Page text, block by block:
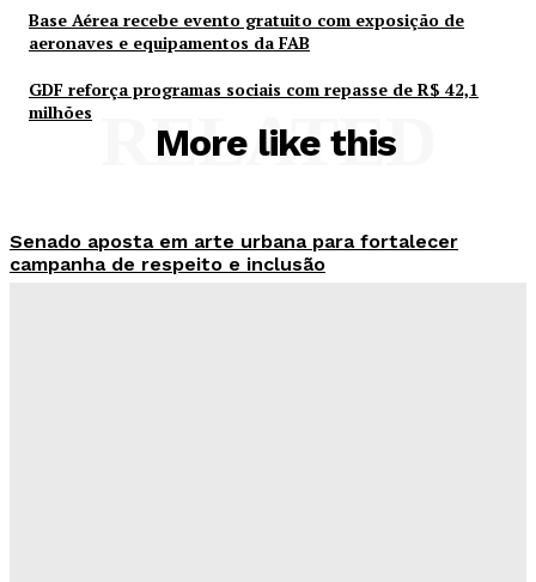
Base Aérea recebe evento gratuito com exposição de
aeronaves e equipamentos da FAB
GDF reforça programas sociais com repasse de R$ 42,1
milhões
More like this
RELATED
Senado aposta em arte urbana para fortalecer
campanha de respeito e inclusão